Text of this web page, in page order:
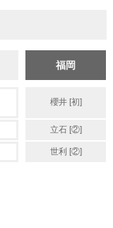
福岡
櫻井 [初]
立石 [②]
世利 [②]